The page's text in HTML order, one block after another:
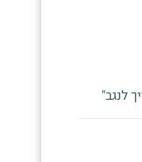
לנגב"